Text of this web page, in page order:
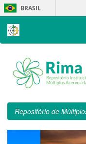
Skip
navigation
BRASIL
Repositório de